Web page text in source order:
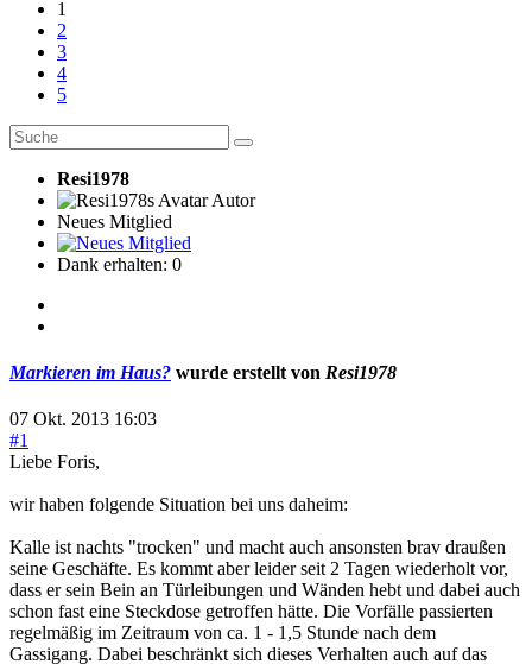
1
2
3
4
5
Resi1978
Autor
Neues Mitglied
Dank erhalten: 0
Markieren im Haus? wurde erstellt von Resi1978
07 Okt. 2013 16:03
#1
Liebe Foris,
wir haben folgende Situation bei uns daheim:
Kalle ist nachts "trocken" und macht auch ansonsten brav draußen
seine Geschäfte. Es kommt aber leider seit 2 Tagen wiederholt vor,
dass er sein Bein an Türleibungen und Wänden hebt und dabei auch
schon fast eine Steckdose getroffen hätte. Die Vorfälle passierten
regelmäßig im Zeitraum von ca. 1 - 1,5 Stunde nach dem
Gassigang. Dabei beschränkt sich dieses Verhalten auch auf das